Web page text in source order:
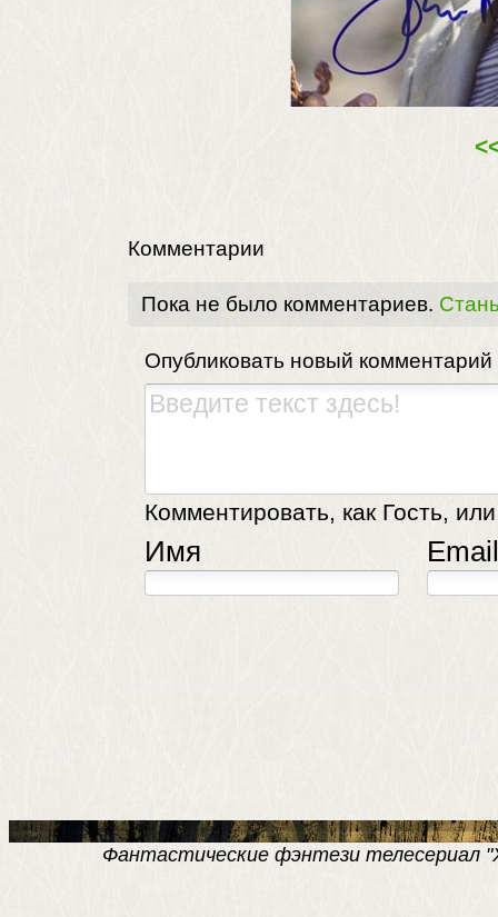
Комментарии
Пока не было комментариев.
Опубликовать новый комментарий
Комментировать, как Гость,
Имя
Фантастические фэнтези телесериал